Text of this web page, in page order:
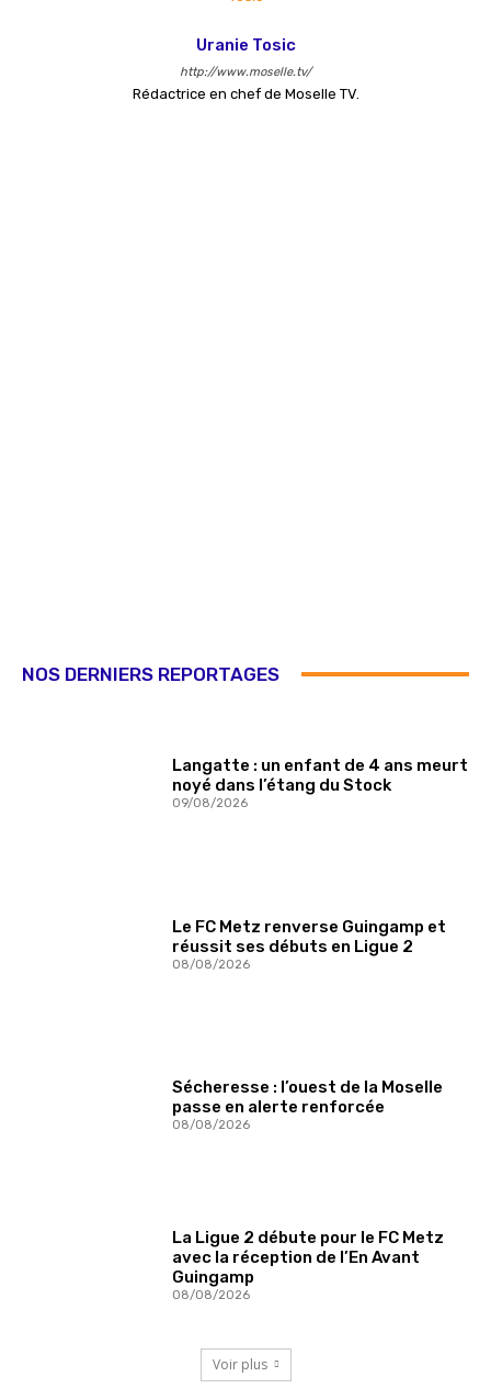
Uranie Tosic
http://www.moselle.tv/
Rédactrice en chef de Moselle TV.
NOS DERNIERS REPORTAGES
Langatte : un enfant de 4 ans meurt
noyé dans l’étang du Stock
09/08/2026
Le FC Metz renverse Guingamp et
réussit ses débuts en Ligue 2
08/08/2026
Sécheresse : l’ouest de la Moselle
passe en alerte renforcée
08/08/2026
La Ligue 2 débute pour le FC Metz
avec la réception de l’En Avant
Guingamp
08/08/2026
Voir plus